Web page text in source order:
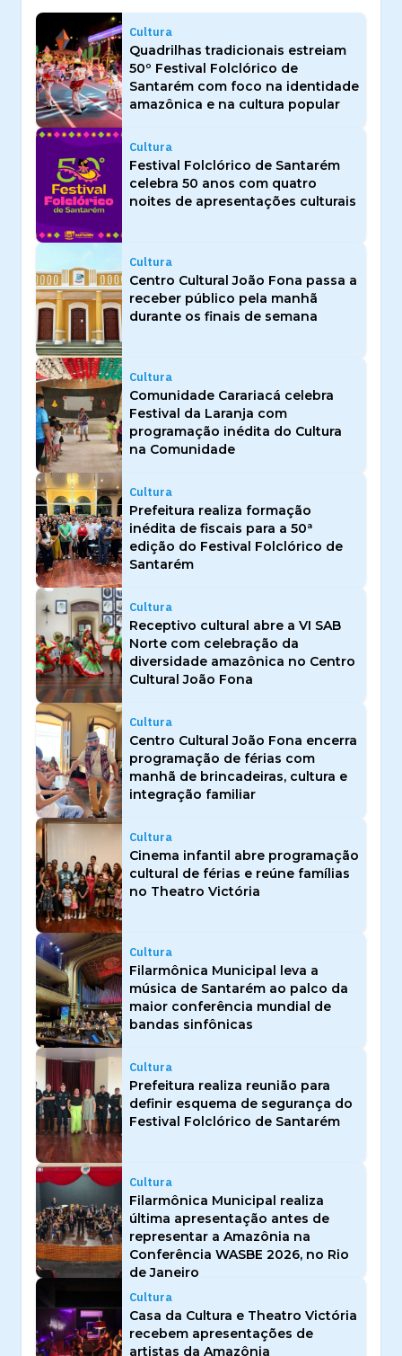
Cultura
Quadrilhas tradicionais estreiam
50º Festival Folclórico de
Santarém com foco na identidade
amazônica e na cultura popular
Cultura
Festival Folclórico de Santarém
celebra 50 anos com quatro
noites de apresentações culturais
Cultura
Centro Cultural João Fona passa a
receber público pela manhã
durante os finais de semana
Cultura
Comunidade Carariacá celebra
Festival da Laranja com
programação inédita do Cultura
na Comunidade
Cultura
Prefeitura realiza formação
inédita de fiscais para a 50ª
edição do Festival Folclórico de
Santarém
Cultura
Receptivo cultural abre a VI SAB
Norte com celebração da
diversidade amazônica no Centro
Cultural João Fona
Cultura
Centro Cultural João Fona encerra
programação de férias com
manhã de brincadeiras, cultura e
integração familiar
Cultura
Cinema infantil abre programação
cultural de férias e reúne famílias
no Theatro Victória
Cultura
Filarmônica Municipal leva a
música de Santarém ao palco da
maior conferência mundial de
bandas sinfônicas
Cultura
Prefeitura realiza reunião para
definir esquema de segurança do
Festival Folclórico de Santarém
Cultura
Filarmônica Municipal realiza
última apresentação antes de
representar a Amazônia na
Conferência WASBE 2026, no Rio
de Janeiro
Cultura
Casa da Cultura e Theatro Victória
recebem apresentações de
artistas da Amazônia